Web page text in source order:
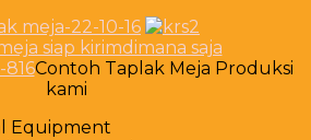
Contoh Taplak Meja Produksi
kami
Equipment